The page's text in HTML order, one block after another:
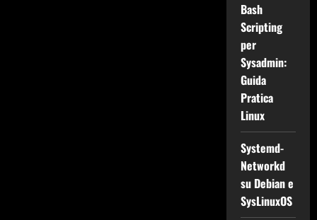
Bash
Scripting
per
Sysadmin:
Guida
Pratica
Linux
Systemd-
Networkd
su Debian e
SysLinuxOS